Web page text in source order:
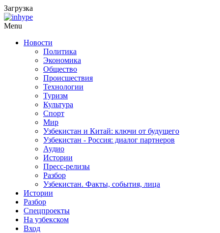
Загрузка
Menu
Новости
Политика
Экономика
Общество
Происшествия
Технологии
Туризм
Культура
Спорт
Мир
Узбекистан и Китай: ключи от будущего
Узбекистан - Россия: диалог партнеров
Аудио
Истории
Пресс-релизы
Разбор
Узбекистан. Факты, события, лица
Истории
Разбор
Спецпроекты
На узбекском
Вход